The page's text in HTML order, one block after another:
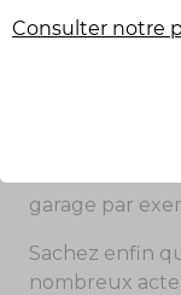
Sachez
engagée,
véhicule :
trottoir ou
garage par
Sachez enfin
nombreux
Consulter notre